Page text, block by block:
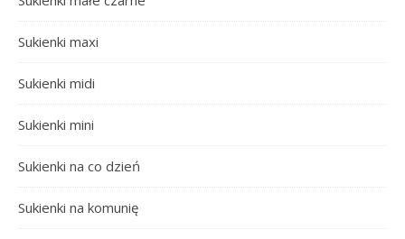
Sukienki maxi
Sukienki midi
Sukienki mini
Sukienki na co dzień
Sukienki na komunię